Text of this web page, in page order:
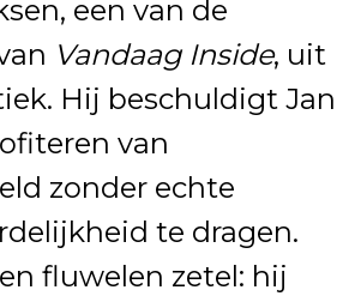
een van de
Vandaag Inside, uit
Hij beschuldigt Jan
van
zonder echte
te dragen.
fluwelen zetel: hij